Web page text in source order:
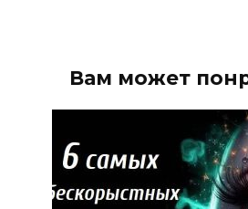
Вам может